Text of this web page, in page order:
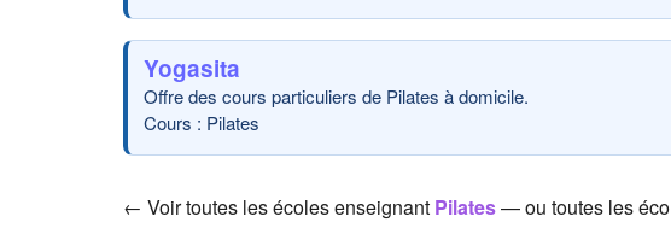
Yogasita
Offre des cours particuliers de Pilates à domicile.
Cours : Pilates
← Voir toutes les écoles enseignant Pilates— ou toutes les